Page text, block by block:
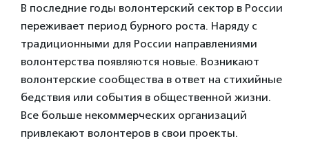
В последние годы волонтерский сектор в России
переживает период бурного роста. Наряду с
традиционными для России направлениями
волонтерства появляются новые. Возникают
волонтерские сообщества в ответ на стихийные
бедствия или события в общественной жизни.
Все больше некоммерческих организаций
привлекают волонтеров в свои проекты.